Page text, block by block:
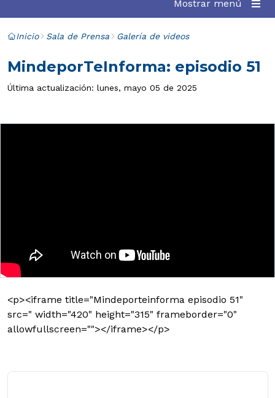
Mostrar menú
Inicio Sala de Prensa Galería de videos
MindeporTeInforma: episodio 51
Última actualización: lunes, mayo 05 de 2025
<p><iframe title="Mindeporteinforma episodio 51"
src=" width="420" height="315" frameborder="0"
allowfullscreen=""></iframe></p>